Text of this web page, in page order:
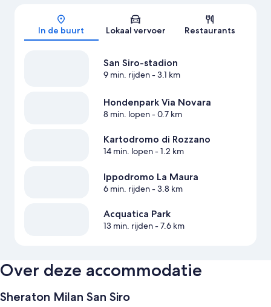
Kaart
In de buurt Lokaal vervoer Restaurants
San Siro-stadion
9 min. rijden- 3.1 km
Hondenpark Via Novara
8 min. lopen- 0.7 km
Kartodromo di Rozzano
14 min. lopen- 1.2 km
Ippodromo La Maura
6 min. rijden- 3.8 km
Acquatica Park
13 min. rijden- 7.6 km
Over deze accommodatie
Sheraton Milan San Siro